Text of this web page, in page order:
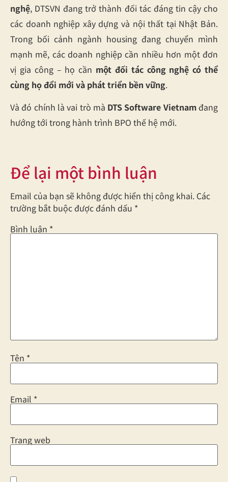
nghệ, DTSVN đang trở thành đối tác đáng tin cậy cho
các doanh nghiệp xây dựng và nội thất tại Nhật Bản.
Trong bối cảnh ngành housing đang chuyển mình
mạnh mẽ, các doanh nghiệp cần nhiều hơn một đơn
vị gia công – họ cần một đối tác công nghệ có thể
cùng họ đổi mới và phát triển bền vững.
Và đó chính là vai trò mà DTS Software Vietnamđang
hướng tới trong hành trình BPO thế hệ mới.
Để lại một bình luận
Email của bạn sẽ không được hiển thị công khai. Các
trường bắt buộc được đánh dấu *
Bình luận *
Tên *
Email *
Trang web